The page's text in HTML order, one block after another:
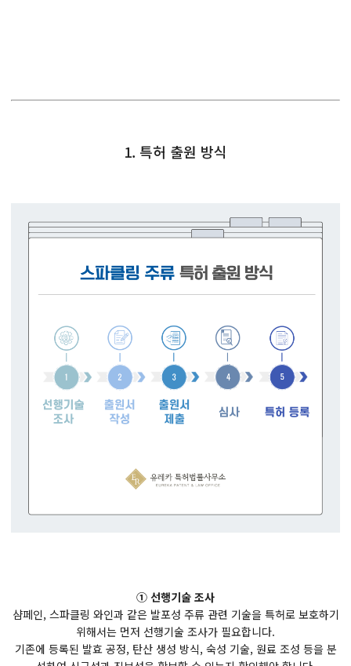
1. 특허 출원 방식
① 선행기술 조사
샴페인, 스파클링 와인과 같은 발포성 주류 관련 기술을 특허로 보호하기
위해서는 먼저 선행기술 조사가 필요합니다.
기존에 등록된 발효 공정, 탄산 생성 방식, 숙성 기술, 원료 조성 등을 분